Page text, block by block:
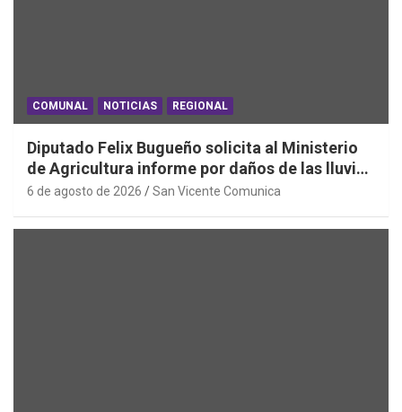
COMUNAL NOTICIAS REGIONAL
Diputado Felix Bugueño solicita al Ministerio
de Agricultura informe por daños de las lluvias
en la Región de O´Higgins
6 de agosto de 2026 San Vicente Comunica